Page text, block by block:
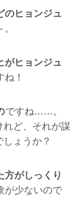
のヒョンジュ
がヒョンジュ
ね！
ですね……。
れど、それが謀
ょうか？
方がしっくり
が少ないので